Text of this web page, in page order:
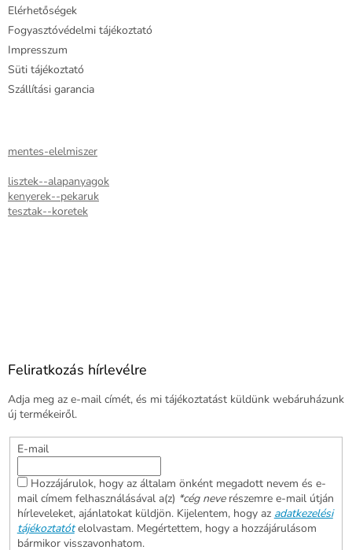
Elérhetőségek
Fogyasztóvédelmi tájékoztató
Impresszum
Süti tájékoztató
Szállítási garancia
mentes-elelmiszer
lisztek--alapanyagok
kenyerek--pekaruk
tesztak--koretek
Feliratkozás hírlevélre
Adja meg az e-mail címét, és mi tájékoztatást küldünk webáruházunk
új termékeiről.
E-mail
Hozzájárulok, hogy az általam önként megadott nevem és e-
mail címem felhasználásával a(z) *cég neverészemre e-mail útján
hírleveleket, ajánlatokat küldjön. Kijelentem, hogy az adatkezelési
tájékoztatót elolvastam. Megértettem, hogy a hozzájárulásom
bármikor visszavonhatom.